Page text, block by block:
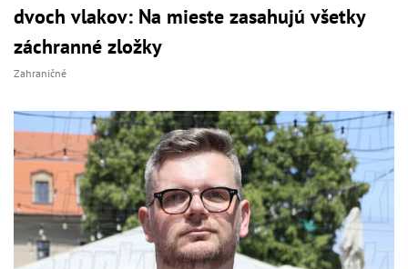
dvoch vlakov: Na mieste zasahujú všetky
záchranné zložky
Zahraničné